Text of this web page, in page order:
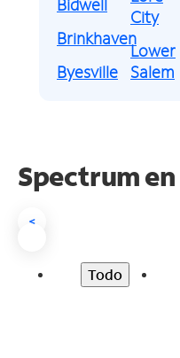
Brinkhaven
Byesville
City
Lower
Salem
Spectrum en
<
Todo